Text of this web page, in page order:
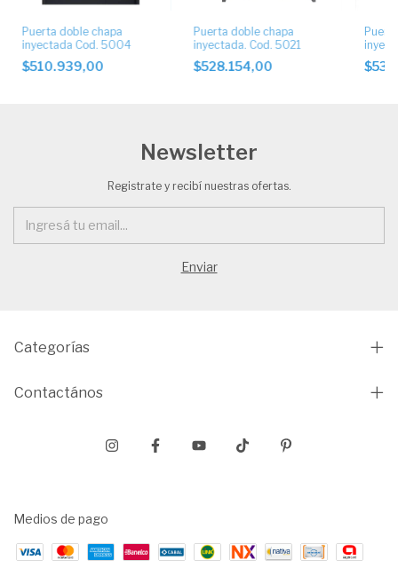
Puerta doble chapa
inyectada Cod. 5004
$510.939,00
Puerta doble chapa
inyectada. Cod. 5021
$528.154,00
Newsletter
Registrate y recibí nuestras ofertas.
Categorías
Contactános
Medios de pago